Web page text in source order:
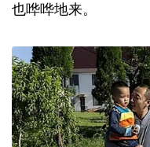
也哗哗地来。